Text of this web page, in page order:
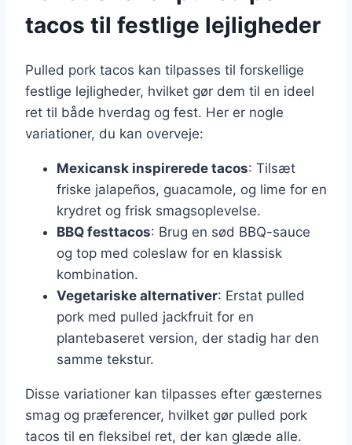
tacos til festlige lejligheder
Pulled pork tacos kan tilpasses til forskellige
festlige lejligheder, hvilket gør dem til en ideel
ret til både hverdag og fest. Her er nogle
variationer, du kan overveje:
Mexicansk inspirerede tacos: Tilsæt
friske jalapeños, guacamole, og lime for en
krydret og frisk smagsoplevelse.
BBQ festtacos: Brug en sød BBQ-sauce
og top med coleslaw for en klassisk
kombination.
Vegetariske alternativer: Erstat pulled
pork med pulled jackfruit for en
plantebaseret version, der stadig har den
samme tekstur.
Disse variationer kan tilpasses efter gæsternes
smag og præferencer, hvilket gør pulled pork
tacos til en fleksibel ret, der kan glæde alle.